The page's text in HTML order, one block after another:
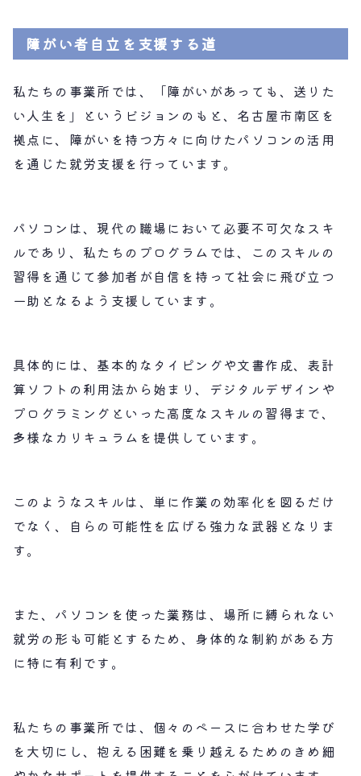
障がい者自立を支援する道
私たちの事業所では、「障がいがあっても、送りた
い人生を」というビジョンのもと、名古屋市南区を
拠点に、障がいを持つ方々に向けたパソコンの活用
を通じた就労支援を行っています。
パソコンは、現代の職場において必要不可欠なスキ
ルであり、私たちのプログラムでは、このスキルの
習得を通じて参加者が自信を持って社会に飛び立つ
一助となるよう支援しています。
具体的には、基本的なタイピングや文書作成、表計
算ソフトの利用法から始まり、デジタルデザインや
プログラミングといった高度なスキルの習得まで、
多様なカリキュラムを提供しています。
このようなスキルは、単に作業の効率化を図るだけ
でなく、自らの可能性を広げる強力な武器となりま
す。
また、パソコンを使った業務は、場所に縛られない
就労の形も可能とするため、身体的な制約がある方
に特に有利です。
私たちの事業所では、個々のペースに合わせた学び
を大切にし、抱える困難を乗り越えるためのきめ細